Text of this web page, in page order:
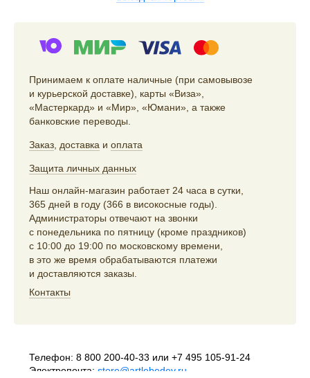
Принимаем к оплате наличные (при самовывозе
и курьерской доставке), карты «Виза»,
«Мастеркард» и «Мир», «Юмани», а также
банковские переводы.
Заказ, доставка и оплата
Защита личных данных
Наш онлайн-магазин работает 24 часа в сутки,
365 дней в году (366 в високосные годы).
Администраторы отвечают на звонки
с понедельника по пятницу (кроме праздников)
с 10:00 до 19:00 по московскому времени,
в это же время обрабатываются платежи
и доставляются заказы.
Контакты
Телефон: 8 800 200-40-33 или +7 495 105-91-24
Электропочта: store@artlebedev.ru